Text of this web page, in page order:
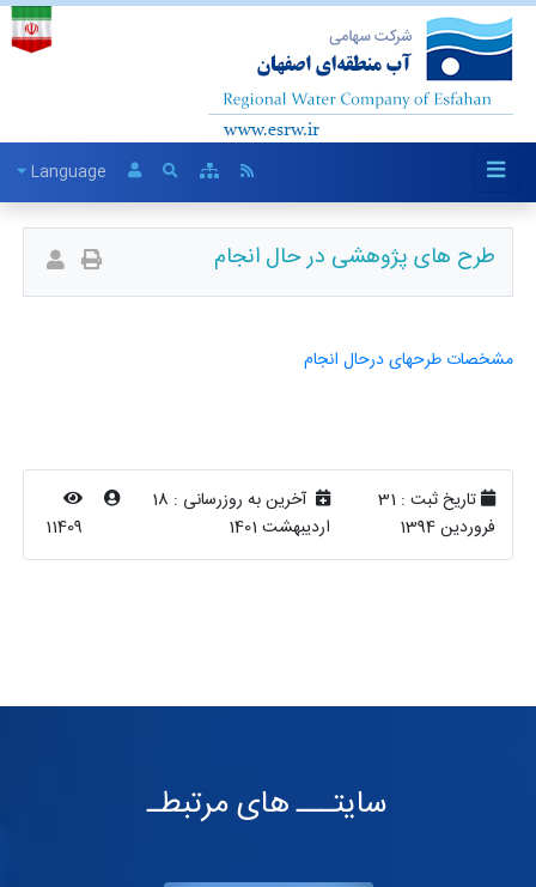
Language
طرح های پژوهشی در حال انجام
مشخصات طرحهای درحال انجام
تاریخ ثبت : 31
فروردین 1394
آخرین به روزرسانی : 18
اردیبهشت 1401
11409
سایتـــ های مرتبطـ